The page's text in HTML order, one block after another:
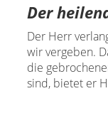
Der
Der Herr
wir vergeben.
die
sind, bietet er